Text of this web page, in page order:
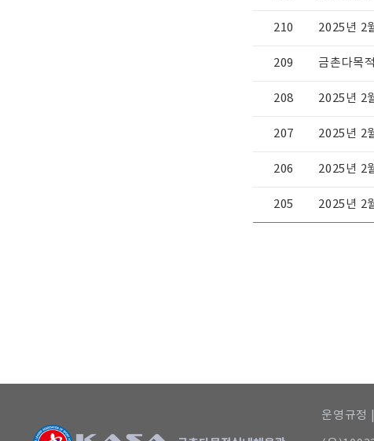
210 2025년 2
209 금촌다목
208 2025년 2
207 2025년 2
206 2025년 2
205 2025년 2
운영규정 |